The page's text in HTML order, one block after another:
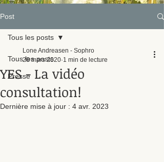
Post
Tous les posts
Presse
Tous les posts
YES - La vidéo
consultation!
Lone Andreasen - Sophro
20 mars 2020 1 min de lecture
Dernière mise à jour : 4 avr. 2023